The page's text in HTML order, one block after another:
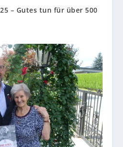
– Gutes tun für über 500